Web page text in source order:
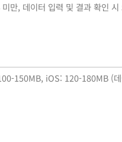
만, 데이터 입력 및 결과 확인
150MB, iOS: 120-180MB (데